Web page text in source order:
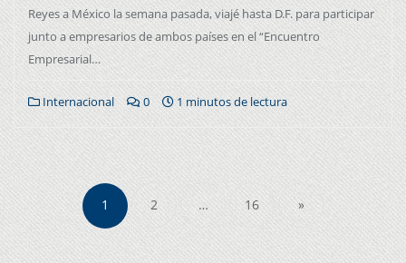
Reyes a México la semana pasada, viajé hasta D.F. para participar
junto a empresarios de ambos países en el “Encuentro
Empresarial…
Internacional 0 1 minutos de lectura
1 2 … 16 »